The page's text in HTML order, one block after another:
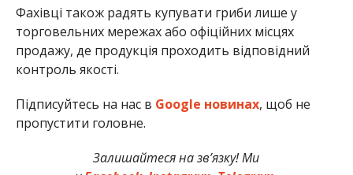
Фахівці також радять купувати гриби лише у
торговельних мережах або офіційних місцях
продажу, де продукція проходить відповідний
контроль якості.
Підписуйтесь на нас в Google новинах, щоб не
пропустити головне.
Залишайтеся на зв’язку! Ми